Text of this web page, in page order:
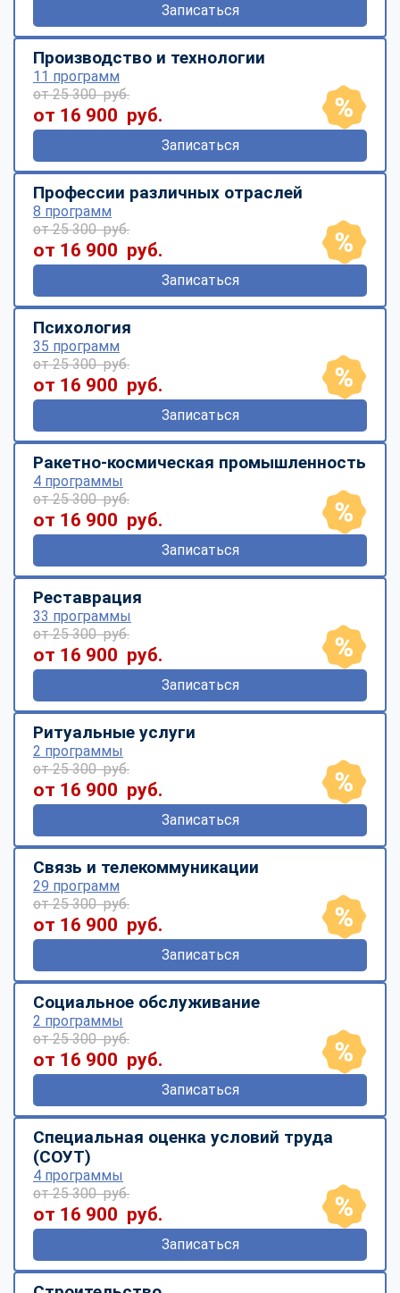
Записаться
Производство и технологии
11 программ
от 25 300 руб.
от 16 900 руб.
Записаться
Профессии различных отраслей
8 программ
от 25 300 руб.
от 16 900 руб.
Записаться
Психология
35 программ
от 25 300 руб.
от 16 900 руб.
Записаться
Ракетно-космическая промышленность
4 программы
от 25 300 руб.
от 16 900 руб.
Записаться
Реставрация
33 программы
от 25 300 руб.
от 16 900 руб.
Записаться
Ритуальные услуги
2 программы
от 25 300 руб.
от 16 900 руб.
Записаться
Связь и телекоммуникации
29 программ
от 25 300 руб.
от 16 900 руб.
Записаться
Социальное обслуживание
2 программы
от 25 300 руб.
от 16 900 руб.
Записаться
Специальная оценка условий труда
(СОУТ)
4 программы
от 25 300 руб.
от 16 900 руб.
Записаться